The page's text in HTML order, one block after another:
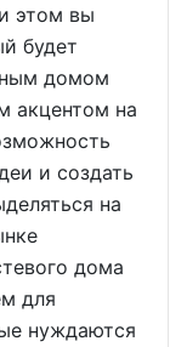
этом вы
будет
домом
акцентом на
и создать
на
дома
для
нуждаются